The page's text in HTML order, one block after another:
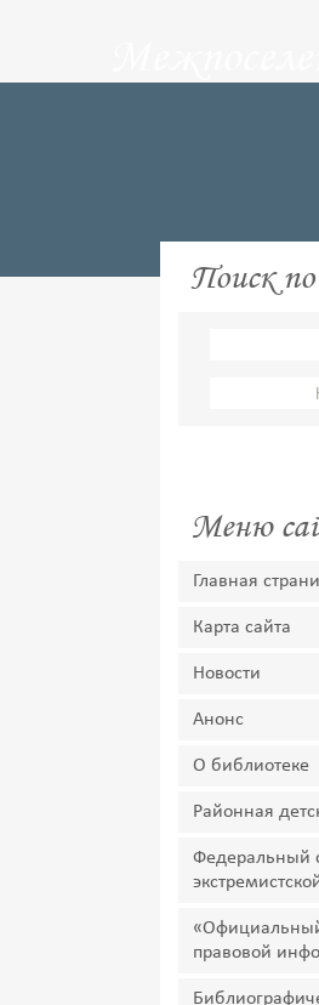
Поиск
Меню
Главная
Карта сайта
Новости
Анонс
О библиотеке
Районная
Федеральный
правовой